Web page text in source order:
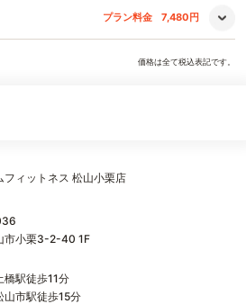
プラン料金 7,480円
価格は全て税込表記です。
フィットネス 松山小栗店
市小栗3-2-40 1F
橋駅徒歩11分
山市駅徒歩15分